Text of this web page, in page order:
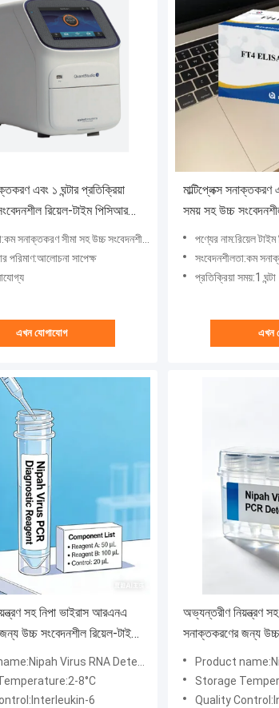
এবং ১ ঘন্টার প্রতিক্রিয়া
রিয়েল-টাইম পিসিআর
সনাক্তকরণ সিস্টেম
সনাক্তকরণ সীমা সহ উচ্চ সংবেদনশীলতা
পরিমাণ:আলোচনা সাপেক্ষ
এখন যোগাযোগ
মাল্টিপ্লেক্স সনাক্তকরণ
সময় সহ উচ্চ
শ্বাসযন্ত্রের
পণ্যের নাম:রিয়েল টাইম পিসিআর
সংবেদনশীলতা:কম
প্রতিক্রিয়া সময়:1 ঘন্টা
এখন
সহ নিপা ভাইরাস আরএনএ
উচ্চ সংবেদনশীল রিয়েল-টাইম
Virus RNA Detection
8°C
6
অভ্যন্তরীণ নিয়ন্ত্রণ
সনাক্তকরণের জন্য উচ্চ
আরটি-পিসিআর কিট
Product
Storage
Quality